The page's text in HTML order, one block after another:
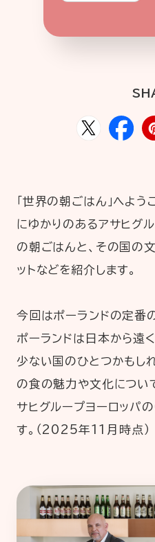
公式Xアカウント
公式アカウント一覧
企業情報
プライバシー
「世界の朝ごはん」へよ
にゆかりのあるアサヒグ
の朝ごはんと、その国の
ットなどを紹介します。
今回はポーランドの定番
ポーランドは日本から遠
少ない国のひとつかもし
の食の魅力や文化につい
サヒグループヨーロッ
す。（2025年11月時点）